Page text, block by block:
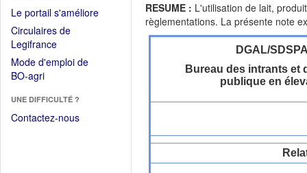
Le portail s'améliore(Fichier
Circulaires de
Legifrance(Ouvrir
dans
une
fenêtre)
Mode d'emploi de
BO-agri(Ouvrir
une
nouvelle
UNE DIFFICULTÉ ?
Contactez-nous
RESUME : L'utilisation de lait,
règlementations. La présente note
DGAL/
Bureau des intrants et
publique en